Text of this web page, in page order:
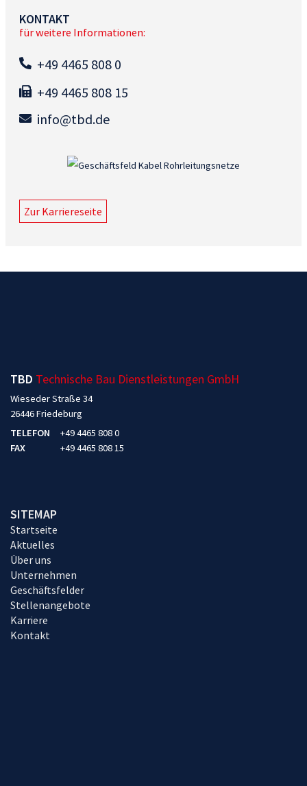
KONTAKT
für weitere Informationen:
+49 4465 808 0
+49 4465 808 15
info@tbd.de
Zur Karriereseite
TBD Technische Bau Dienstleistungen GmbH
Wieseder Straße 34
26446 Friedeburg
TELEFON
+49 4465 808 0
FAX
+49 4465 808 15
SITEMAP
Startseite
Aktuelles
Über uns
Unternehmen
Geschäftsfelder
Stellenangebote
Karriere
Kontakt